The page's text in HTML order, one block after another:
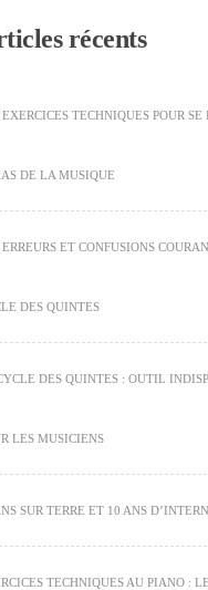
récents
TECHNIQUES POUR SE
DE LA MUSIQUE
ET CONFUSIONS
DES QUINTES
DES QUINTES : OUTIL
LES MUSICIENS
SUR TERRE ET 10 ANS
TECHNIQUES AU PIANO :